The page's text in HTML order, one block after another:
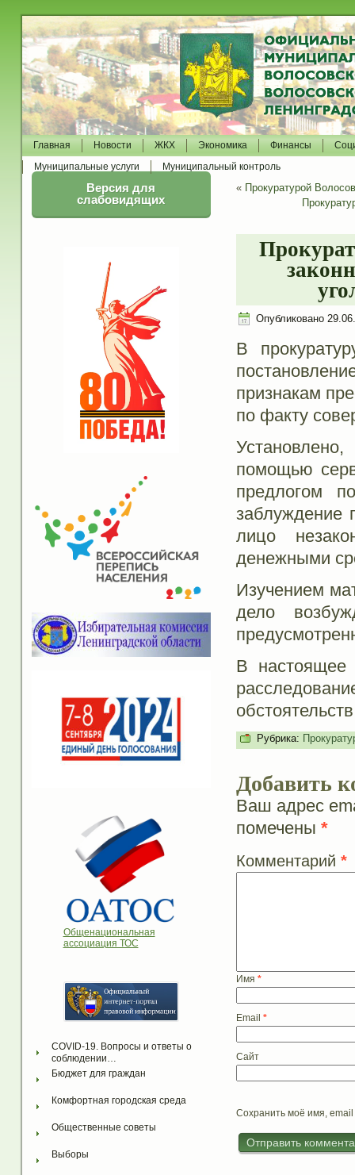
Главная Новости ЖКХ Экономика Финансы
Муниципальные услуги
Муниципальный контроль
Версия для
слабовидящих
Общенациональная
ассоциация ТОС
COVID-19. Вопросы и ответы о
соблюдении…
Бюджет для граждан
Комфортная городская среда
Общественные советы
Выборы
« Прокуратурой
Опубликовано
В
признакам
по факту
помощью
предлогом
заблуждение
лицо
денежными
Изучением
дело
В настоящее
Рубрика:
Добавить
Ваш адрес
помечены *
Комментарий *
Имя *
Email *
Сайт
Сохранить моё имя,